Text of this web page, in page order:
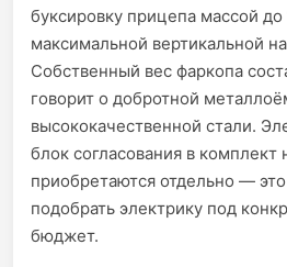
буксировку прицепа массой до
максимальной вертикальной
Собственный вес фаркопа
говорит о добротной
высококачественной стали.
блок согласования в комплект
приобретаются отдельно —
подобрать электрику под
бюджет.